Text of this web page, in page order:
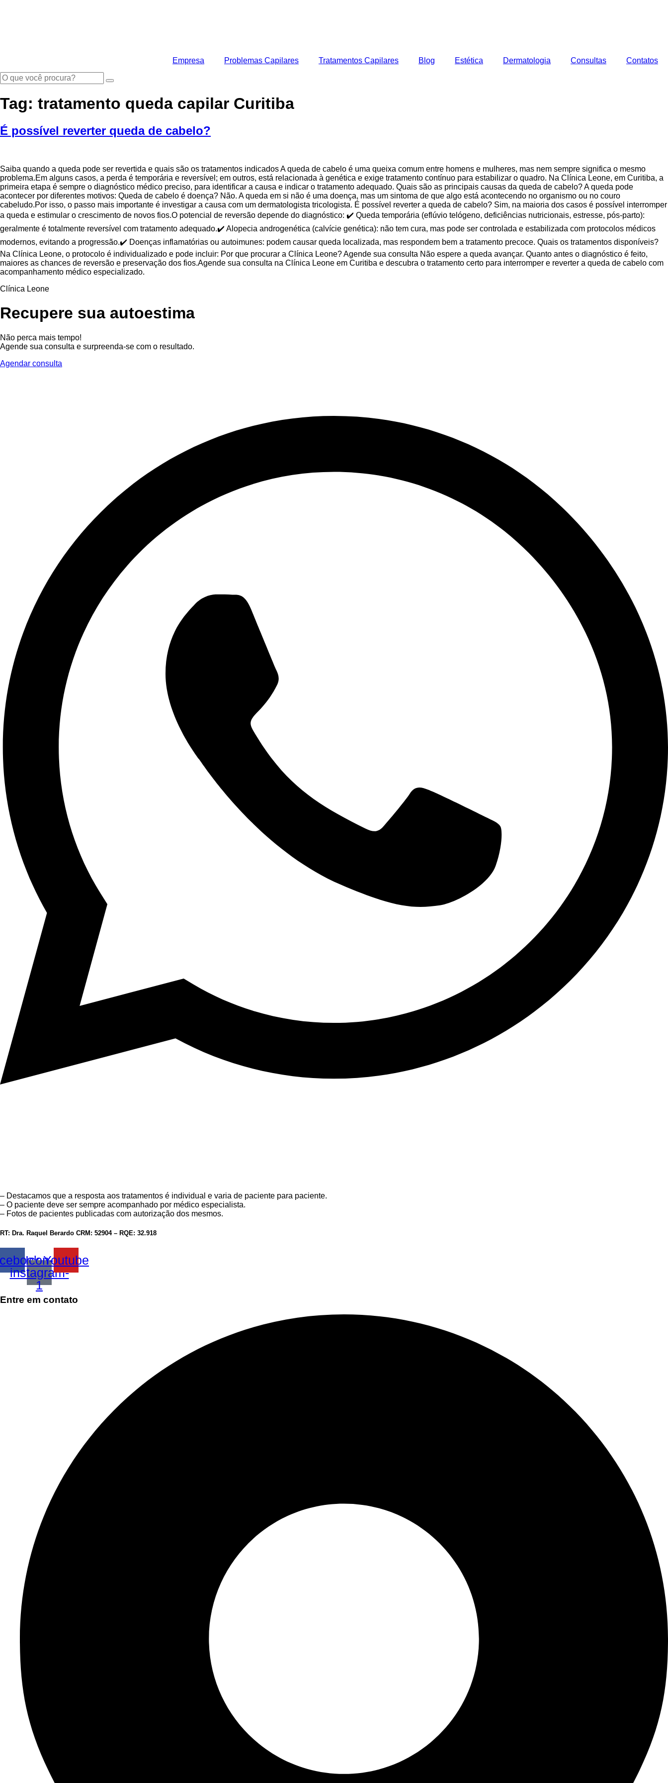
Empresa Problemas Capilares Tratamentos Capilares Blog Estética Dermatologia Consultas Contatos
Tag: tratamento queda capilar Curitiba
É possível reverter queda de cabelo?
Saiba quando a queda pode ser revertida e quais são os tratamentos indicados A queda de cabelo é uma queixa comum entre homens e mulheres, mas nem sempre significa o mesmo
problema.Em alguns casos, a perda é temporária e reversível; em outros, está relacionada à genética e exige tratamento contínuo para estabilizar o quadro. Na Clínica Leone, em Curitiba, a
primeira etapa é sempre o diagnóstico médico preciso, para identificar a causa e indicar o tratamento adequado. Quais são as principais causas da queda de cabelo? A queda pode
acontecer por diferentes motivos: Queda de cabelo é doença? Não. A queda em si não é uma doença, mas um sintoma de que algo está acontecendo no organismo ou no couro
cabeludo.Por isso, o passo mais importante é investigar a causa com um dermatologista tricologista. É possível reverter a queda de cabelo? Sim, na maioria dos casos é possível interromper
a queda e estimular o crescimento de novos fios.O potencial de reversão depende do diagnóstico: ✔️ Queda temporária (eflúvio telógeno, deficiências nutricionais, estresse, pós-parto):
geralmente é totalmente reversível com tratamento adequado.✔️ Alopecia androgenética (calvície genética): não tem cura, mas pode ser controlada e estabilizada com protocolos médicos
modernos, evitando a progressão.✔️ Doenças inflamatórias ou autoimunes: podem causar queda localizada, mas respondem bem a tratamento precoce. Quais os tratamentos disponíveis?
Na Clínica Leone, o protocolo é individualizado e pode incluir: Por que procurar a Clínica Leone? Agende sua consulta Não espere a queda avançar. Quanto antes o diagnóstico é feito,
maiores as chances de reversão e preservação dos fios.Agende sua consulta na Clínica Leone em Curitiba e descubra o tratamento certo para interromper e reverter a queda de cabelo com
acompanhamento médico especializado.
Clínica Leone
Recupere sua autoestima
Não perca mais tempo!
Agende sua consulta e surpreenda-se com o resultado.
Agendar consulta
– Destacamos que a resposta aos tratamentos é individual e varia de paciente para paciente.
– O paciente deve ser sempre acompanhado por médico especialista.
– Fotos de pacientes publicadas com autorização dos mesmos.
RT: Dra. Raquel Berardo CRM: 52904 – RQE: 32.918
Icon-
instagram-
1
Youtube
Entre em contato